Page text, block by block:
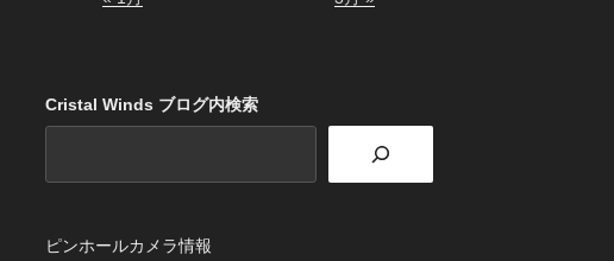
Cristal Winds ブログ内検索
ピンホールカメラ情報